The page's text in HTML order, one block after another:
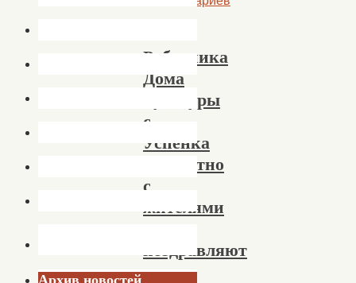
Работника
Дома
культуры
с.
Успенка
совместно
с
жителями
поздравляют
с
Архив новостей